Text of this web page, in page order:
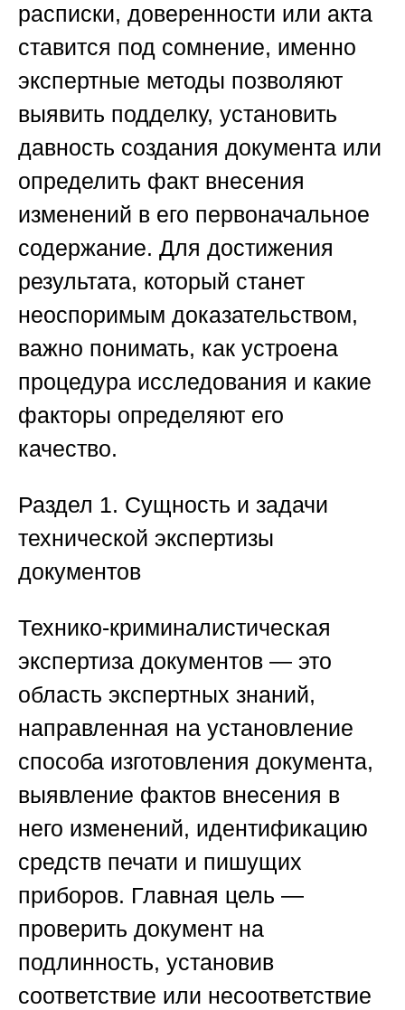
расписки, доверенности или акта
ставится под сомнение, именно
экспертные методы позволяют
выявить подделку, установить
давность создания документа или
определить факт внесения
изменений в его первоначальное
содержание. Для достижения
результата, который станет
неоспоримым доказательством,
важно понимать, как устроена
процедура исследования и какие
факторы определяют его
качество.
Раздел 1. Сущность и задачи
технической экспертизы
документов
Технико-криминалистическая
экспертиза документов — это
область экспертных знаний,
направленная на установление
способа изготовления документа,
выявление фактов внесения в
него изменений, идентификацию
средств печати и пишущих
приборов. Главная цель —
проверить документ на
подлинность, установив
соответствие или несоответствие